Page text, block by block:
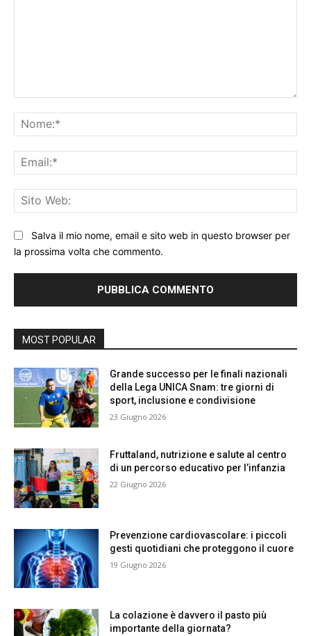
Salva il mio nome, email e sito web in questo browser per
la prossima volta che commento.
MOST POPULAR
Grande successo per le finali nazionali
della Lega UNICA Snam: tre giorni di
sport, inclusione e condivisione
23 Giugno 2026
Fruttaland, nutrizione e salute al centro
di un percorso educativo per l’infanzia
22 Giugno 2026
Prevenzione cardiovascolare: i piccoli
gesti quotidiani che proteggono il cuore
19 Giugno 2026
La colazione è davvero il pasto più
importante della giornata?